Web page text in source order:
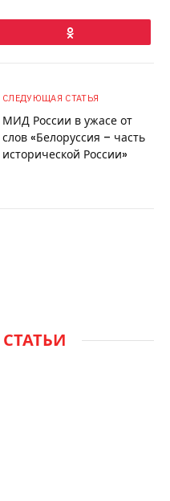
Ok
СЛЕДУЮЩАЯ СТАТЬЯ
МИД России в ужасе от
слов «Белоруссия – часть
исторической России»
СТАТЬИ